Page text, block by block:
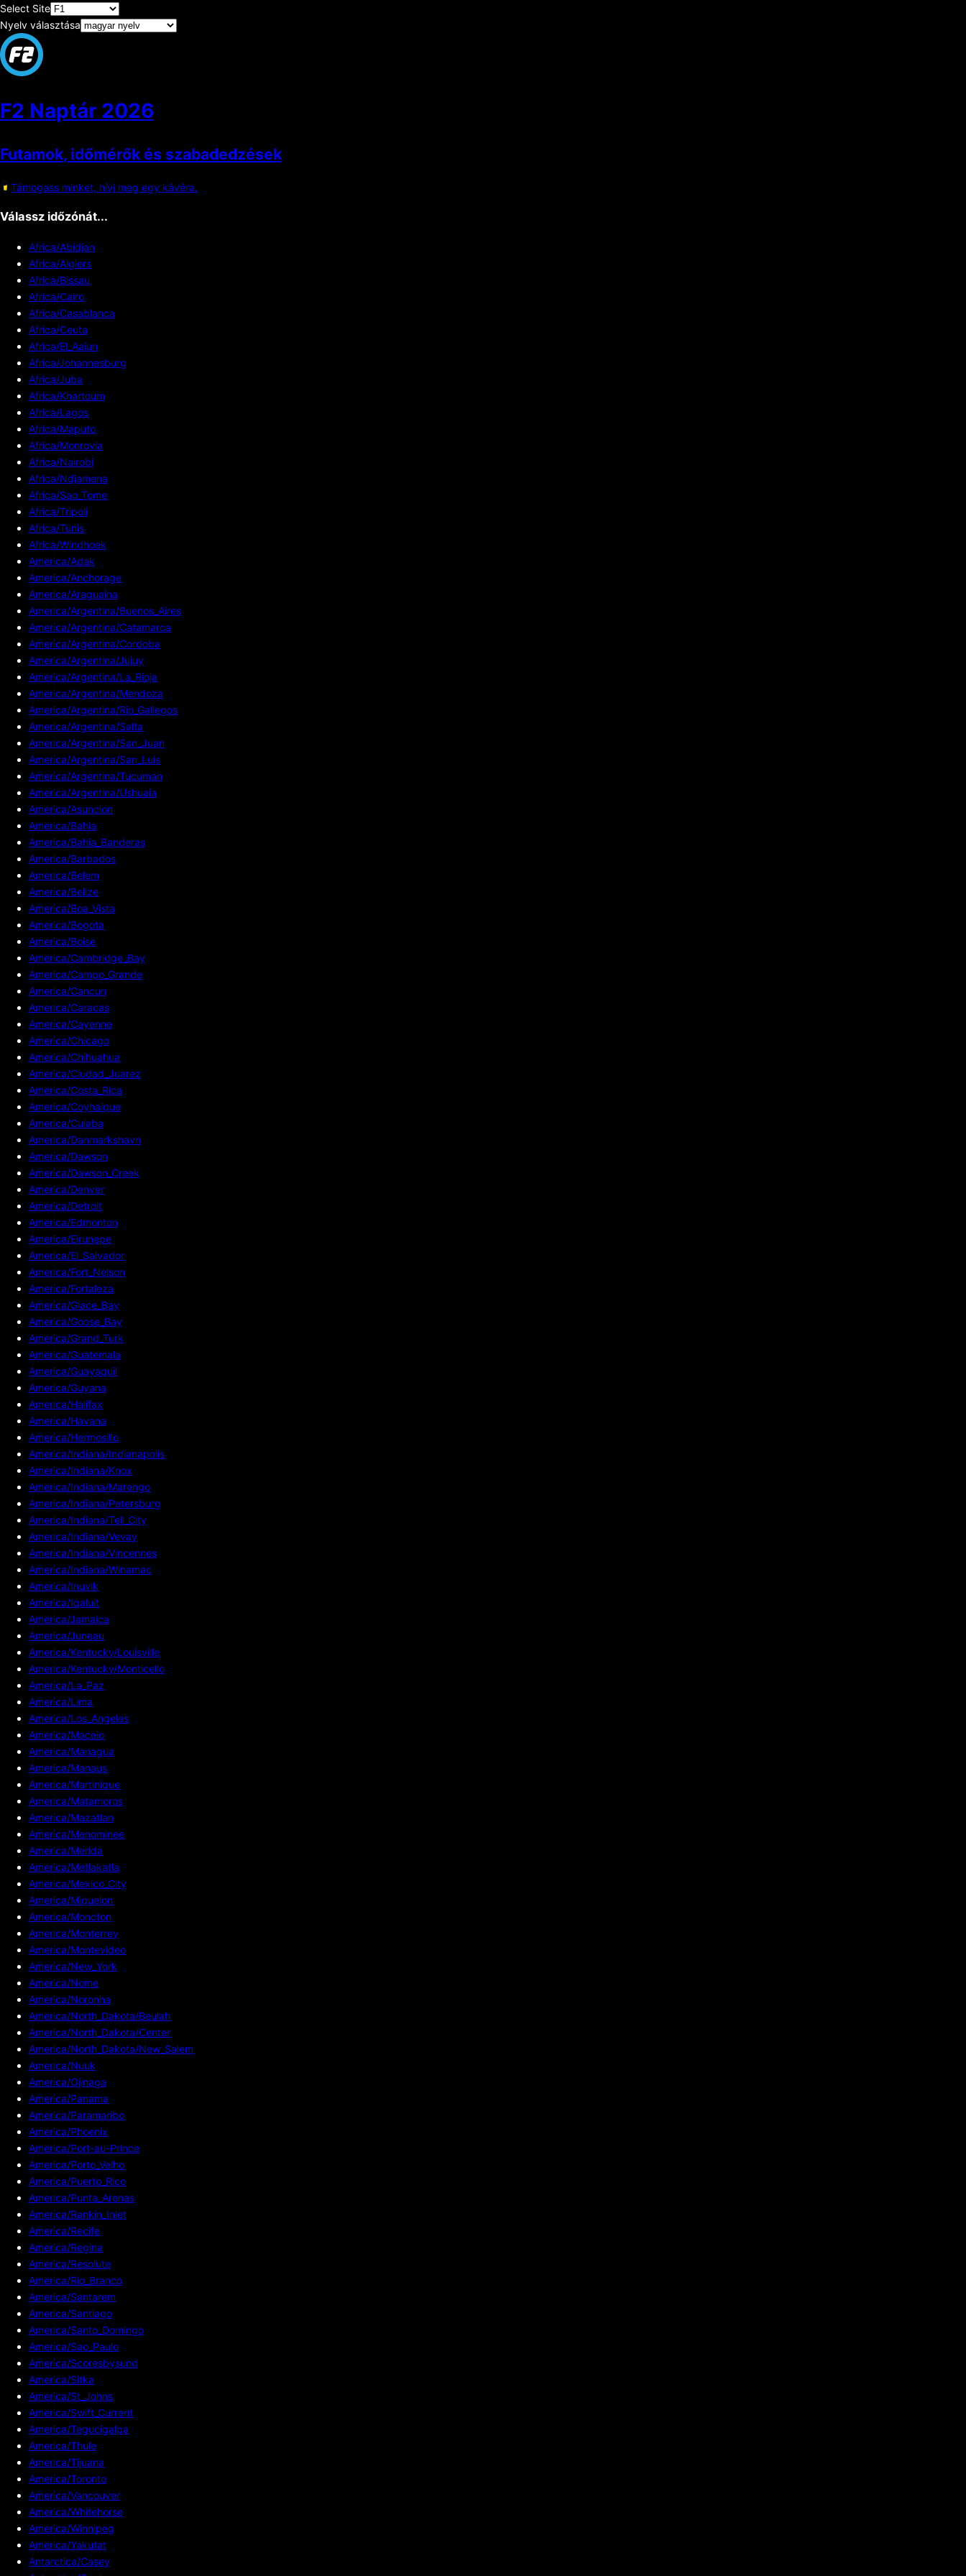
Select Site
Nyelv választása
F2 Naptár 2026
Futamok, időmérők és szabadedzések
Támogass minket, hívj meg egy kávéra.
Válassz időzónát...
Africa/Abidjan
Africa/Algiers
Africa/Bissau
Africa/Cairo
Africa/Casablanca
Africa/Ceuta
Africa/El_Aaiun
Africa/Johannesburg
Africa/Juba
Africa/Khartoum
Africa/Lagos
Africa/Maputo
Africa/Monrovia
Africa/Nairobi
Africa/Ndjamena
Africa/Sao_Tome
Africa/Tripoli
Africa/Tunis
Africa/Windhoek
America/Adak
America/Anchorage
America/Araguaina
America/Argentina/Buenos_Aires
America/Argentina/Catamarca
America/Argentina/Cordoba
America/Argentina/Jujuy
America/Argentina/La_Rioja
America/Argentina/Mendoza
America/Argentina/Rio_Gallegos
America/Argentina/Salta
America/Argentina/San_Juan
America/Argentina/San_Luis
America/Argentina/Tucuman
America/Argentina/Ushuaia
America/Asuncion
America/Bahia
America/Bahia_Banderas
America/Barbados
America/Belem
America/Belize
America/Boa_Vista
America/Bogota
America/Boise
America/Cambridge_Bay
America/Campo_Grande
America/Cancun
America/Caracas
America/Cayenne
America/Chicago
America/Chihuahua
America/Ciudad_Juarez
America/Costa_Rica
America/Coyhaique
America/Cuiaba
America/Danmarkshavn
America/Dawson
America/Dawson_Creek
America/Denver
America/Detroit
America/Edmonton
America/Eirunepe
America/El_Salvador
America/Fort_Nelson
America/Fortaleza
America/Glace_Bay
America/Goose_Bay
America/Grand_Turk
America/Guatemala
America/Guayaquil
America/Guyana
America/Halifax
America/Havana
America/Hermosillo
America/Indiana/Indianapolis
America/Indiana/Knox
America/Indiana/Marengo
America/Indiana/Petersburg
America/Indiana/Tell_City
America/Indiana/Vevay
America/Indiana/Vincennes
America/Indiana/Winamac
America/Inuvik
America/Iqaluit
America/Jamaica
America/Juneau
America/Kentucky/Louisville
America/Kentucky/Monticello
America/La_Paz
America/Lima
America/Los_Angeles
America/Maceio
America/Managua
America/Manaus
America/Martinique
America/Matamoros
America/Mazatlan
America/Menominee
America/Merida
America/Metlakatla
America/Mexico_City
America/Miquelon
America/Moncton
America/Monterrey
America/Montevideo
America/New_York
America/Nome
America/Noronha
America/North_Dakota/Beulah
America/North_Dakota/Center
America/North_Dakota/New_Salem
America/Nuuk
America/Ojinaga
America/Panama
America/Paramaribo
America/Phoenix
America/Port-au-Prince
America/Porto_Velho
America/Puerto_Rico
America/Punta_Arenas
America/Rankin_Inlet
America/Recife
America/Regina
America/Resolute
America/Rio_Branco
America/Santarem
America/Santiago
America/Santo_Domingo
America/Sao_Paulo
America/Scoresbysund
America/Sitka
America/St_Johns
America/Swift_Current
America/Tegucigalpa
America/Thule
America/Tijuana
America/Toronto
America/Vancouver
America/Whitehorse
America/Winnipeg
America/Yakutat
Antarctica/Casey